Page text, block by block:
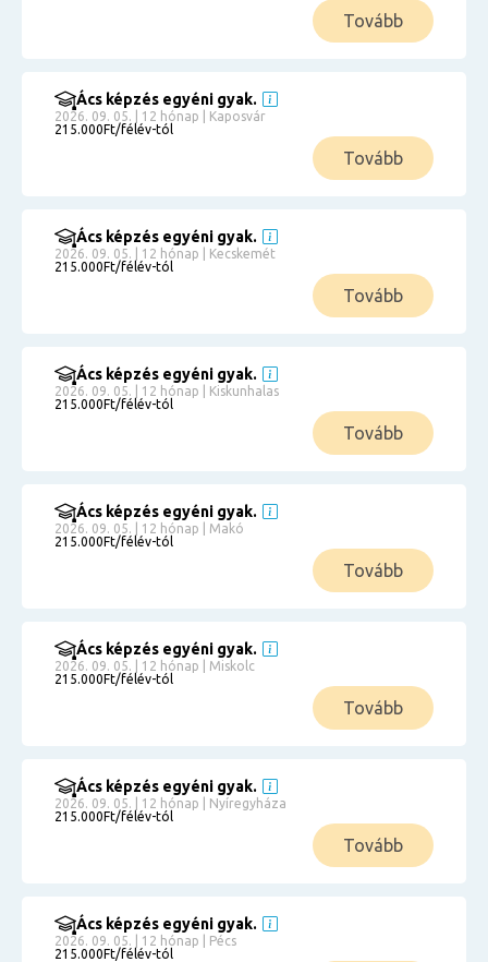
Tovább
Ács képzés egyéni gyak.
2026. 09. 05. | 12 hónap | Kaposvár
215.000Ft/félév-tól
Tovább
Ács képzés egyéni gyak.
2026. 09. 05. | 12 hónap | Kecskemét
215.000Ft/félév-tól
Tovább
Ács képzés egyéni gyak.
2026. 09. 05. | 12 hónap | Kiskunhalas
215.000Ft/félév-tól
Tovább
Ács képzés egyéni gyak.
2026. 09. 05. | 12 hónap | Makó
215.000Ft/félév-tól
Tovább
Ács képzés egyéni gyak.
2026. 09. 05. | 12 hónap | Miskolc
215.000Ft/félév-tól
Tovább
Ács képzés egyéni gyak.
2026. 09. 05. | 12 hónap | Nyíregyháza
215.000Ft/félév-tól
Tovább
Ács képzés egyéni gyak.
2026. 09. 05. | 12 hónap | Pécs
215.000Ft/félév-tól